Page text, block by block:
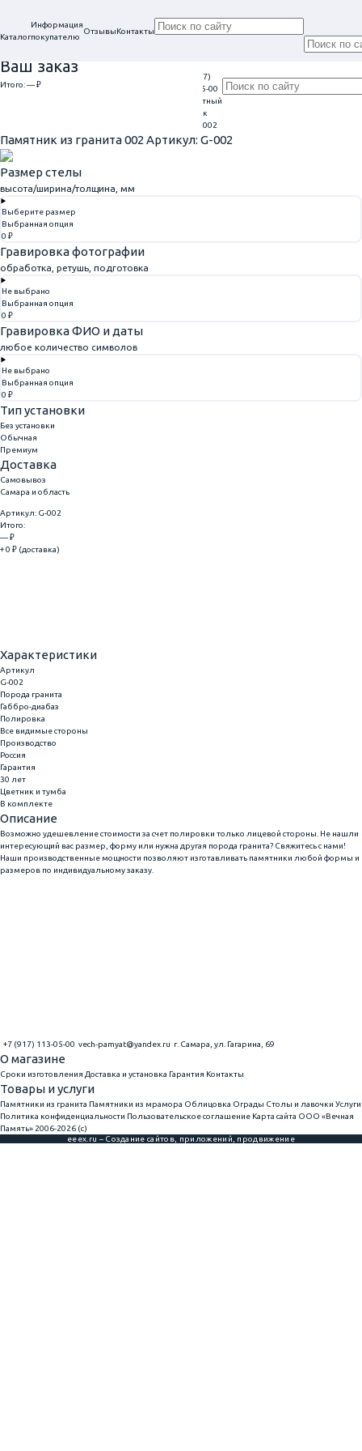
Каталог
Информация
покупателю
ОтзывыКонтакты
Ваш заказ
Итого:— ₽
Проконсультируем
+7 (917)
113-05-00
Обратный
звонок
Памятник из гранита 002
Памятник из гранита 002 Артикул: G-002
Размер стелы
высота/ширина/толщина, мм
Выберите размер
Выбранная опция
0 ₽
Гравировка фотографии
обработка, ретушь, подготовка
Не выбрано
Выбранная опция
0 ₽
Гравировка ФИО и даты
любое количество символов
Не выбрано
Выбранная опция
0 ₽
Тип установки
Без установки
Обычная
Премиум
Доставка
Самовывоз
Самара и область
Артикул: G-002
Итого:
— ₽
+ 0 ₽ (доставка)
Характеристики
Артикул
G-002
Порода гранита
Габбро-диабаз
Полировка
Все видимые стороны
Производство
Россия
Гарантия
30 лет
Цветник и тумба
В комплекте
Описание
Возможно удешевление стоимости за счет полировки только лицевой стороны. Не нашли
интересующий вас размер, форму или нужна другая порода гранита? Свяжитесь с нами!
Наши производственные мощности позволяют изготавливать памятники любой формы и
размеров по индивидуальному заказу.
+7 (917) 113-05-00 vech-pamyat@yandex.ru г. Самара, ул. Гагарина, 69
О магазине
Сроки изготовления Доставка и установка Гарантия Контакты
Товары и услуги
Памятники из гранита Памятники из мрамора Облицовка Ограды Столы и лавочки Услуги
Политика конфиденциальности Пользовательское соглашение Карта сайта ООО «Вечная
Память» 2006-2026 (с)
eeex.ru – Создание сайтов, приложений, продвижение